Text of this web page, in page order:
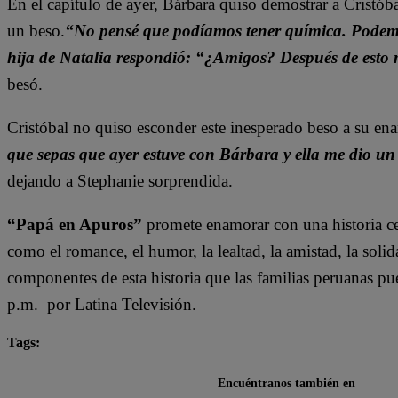
En el capítulo de ayer, Bárbara quiso demostrar a
un beso.“No pensé que podíamos tener química.
hija de Natalia respondió: “¿Amigos? Después de
besó.
Cristóbal no quiso esconder este inesperado beso a su
que sepas que ayer estuve con Bárbara y ella me dio
dejando a Stephanie sorprendida.
“Papá en Apuros” promete enamorar con una historia
como el romance, el humor, la lealtad, la amistad, la
componentes de esta historia que las familias peruanas
p.m. por Latina Televisión.
Tags:
Encuéntranos también en